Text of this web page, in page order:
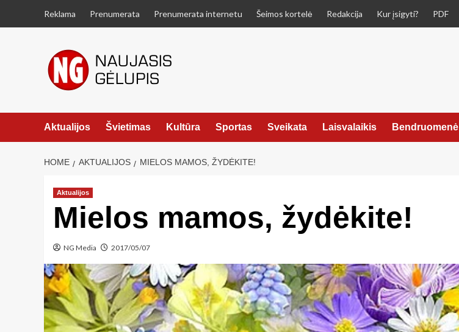
Reklama Prenumerata Prenumerata internetu Šeimos kortelė Redakcija Kur įsigyti? PDF
Aktualijos Švietimas Kultūra Sportas Sveikata Laisvalaikis Bendruomenė
HOME AKTUALIJOS MIELOS MAMOS, ŽYDĖKITE!
Aktualijos
Mielos mamos, žydėkite!
NG Media 2017/05/07